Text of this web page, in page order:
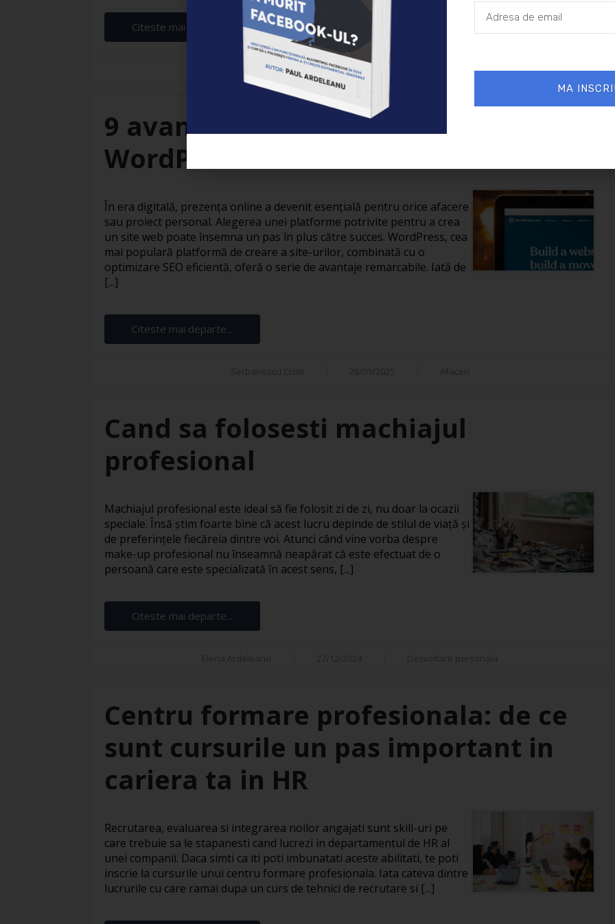
Citeste mai departe...
Elena Ardeleanu 26/01/2025
9 avantaje ale creării unui site în
WordPress
În era digitală, prezența online a devenit esențială pentru orice afacere
sau proiect personal. Alegerea unei platforme potrivite pentru a crea
un site web poate însemna un pas în plus către succes. WordPress, cea
mai populară platformă de creare a site-urilor, combinată cu o
optimizare SEO eficientă, oferă o serie de avantaje remarcabile. Iată de
[...]
Citeste mai departe...
Cand sa folosesti machiajul
profesional
Machiajul profesional este ideal să fie folosit zi de zi, nu doar la ocazii
speciale. Însă știm foarte bine că acest lucru depinde de stilul de viață și
de preferințele fiecăreia dintre voi. Atunci când vine vorba despre
make-up profesional nu înseamnă neapărat că este efectuat de o
persoană care este specializată în acest sens, [...]
Citeste mai departe...
Centru formare profesionala: de ce
sunt cursurile un pas important in
cariera ta in HR
Recrutarea, evaluarea si integrarea noilor angajati sunt skill-uri pe
care trebuie sa le stapanesti cand lucrezi in departamentul de HR al
unei companii. Daca simti ca iti poti imbunatati aceste abilitati, te poti
inscrie la cursurile unui centru formare profesionala. Iata cateva dintre
lucrurile cu care ramai dupa un curs de tehnici de recrutare si [...]
MA